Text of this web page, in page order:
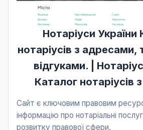
Нотаріуси України
нотаріусів з
відгуками. |
Каталог нотаріусів
Сайт є ключовим правовим
інформацію про нотаріальні
розвитку правової сфери.